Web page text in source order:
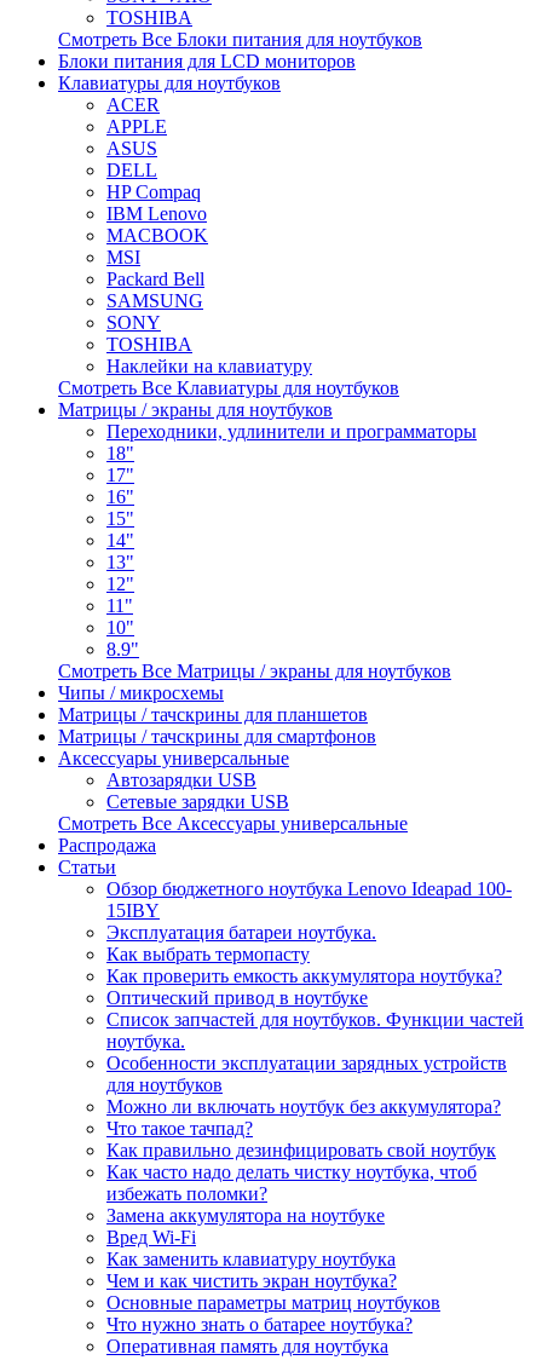
TOSHIBA
Смотреть Все Блоки питания для ноутбуков
Блоки питания для LCD мониторов
Клавиатуры для ноутбуков
ACER
APPLE
ASUS
DELL
HP Compaq
IBM Lenovo
MACBOOK
MSI
Packard Bell
SAMSUNG
SONY
TOSHIBA
Наклейки на клавиатуру
Смотреть Все Клавиатуры для ноутбуков
Матрицы / экраны для ноутбуков
Переходники, удлинители и программаторы
18"
17"
16"
15"
14"
13"
12"
11"
10"
8.9"
Смотреть Все Матрицы / экраны для ноутбуков
Чипы / микросхемы
Матрицы / тачскрины для планшетов
Матрицы / тачскрины для смартфонов
Аксессуары универсальные
Автозарядки USB
Сетевые зарядки USB
Смотреть Все Аксессуары универсальные
Распродажа
Статьи
Обзор бюджетного ноутбука Lenovo Ideapad 100-
15IBY
Эксплуатация батареи ноутбука.
Как выбрать термопасту
Как проверить емкость аккумулятора ноутбука?
Оптический привод в ноутбуке
Список запчастей для ноутбуков. Функции частей
ноутбука.
Особенности эксплуатации зарядных устройств
для ноутбуков
Можно ли включать ноутбук без аккумулятора?
Что такое тачпад?
Как правильно дезинфицировать свой ноутбук
Как часто надо делать чистку ноутбука, чтоб
избежать поломки?
Замена аккумулятора на ноутбуке
Вред Wi-Fi
Как заменить клавиатуру ноутбука
Чем и как чистить экран ноутбука?
Основные параметры матриц ноутбуков
Что нужно знать о батарее ноутбука?
Оперативная память для ноутбука